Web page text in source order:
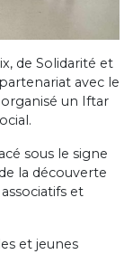
de Solidarité et
avec le
organisé un Iftar
sous le signe
la découverte
et
et jeunes